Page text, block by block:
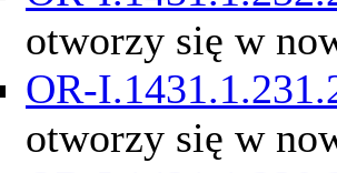
otworzy się w
OR-
otworzy się w